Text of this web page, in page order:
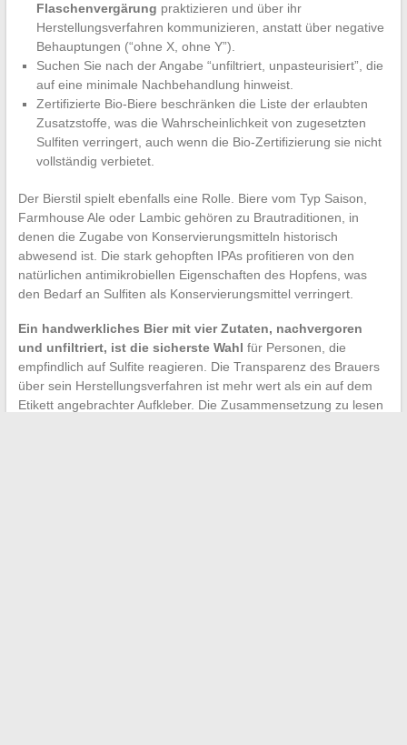
Flaschenvergärung praktizieren und über ihr
Herstellungsverfahren kommunizieren, anstatt über negative
Behauptungen (“ohne X, ohne Y”).
Suchen Sie nach der Angabe “unfiltriert, unpasteurisiert”, die
auf eine minimale Nachbehandlung hinweist.
Zertifizierte Bio-Biere beschränken die Liste der erlaubten
Zusatzstoffe, was die Wahrscheinlichkeit von zugesetzten
Sulfiten verringert, auch wenn die Bio-Zertifizierung sie nicht
vollständig verbietet.
Der Bierstil spielt ebenfalls eine Rolle. Biere vom Typ Saison,
Farmhouse Ale oder Lambic gehören zu Brautraditionen, in
denen die Zugabe von Konservierungsmitteln historisch
abwesend ist. Die stark gehopften IPAs profitieren von den
natürlichen antimikrobiellen Eigenschaften des Hopfens, was
den Bedarf an Sulfiten als Konservierungsmittel verringert.
Ein handwerkliches Bier mit vier Zutaten, nachvergoren
und unfiltriert, ist die sicherste Wahl für Personen, die
empfindlich auf Sulfite reagieren. Die Transparenz des Brauers
über sein Herstellungsverfahren ist mehr wert als ein auf dem
Etikett angebrachter Aufkleber. Die Zusammensetzung zu lesen